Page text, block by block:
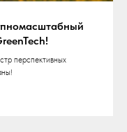
перспективных